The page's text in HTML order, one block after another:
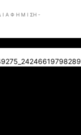
Ι Α Φ Η Μ Ι ΣΗ -